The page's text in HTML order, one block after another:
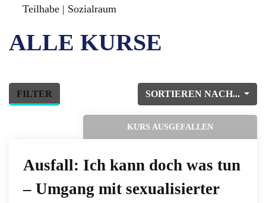
Teilhabe | Sozialraum
ALLE KURSE
SORTIEREN NACH...
FILTER
KURS AUSGEFALLEN
Ausfall: Ich kann doch was tun
– Umgang mit sexualisierter